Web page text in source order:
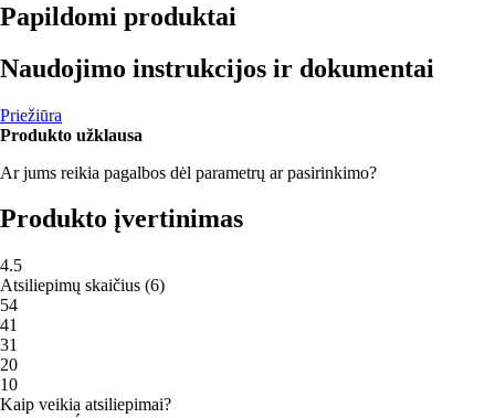
Papildomi produktai
Naudojimo instrukcijos ir dokumentai
Priežiūra
Produkto užklausa
Ar jums reikia pagalbos dėl parametrų ar pasirinkimo?
Produkto įvertinimas
4.5
Atsiliepimų skaičius (6)
54
41
31
20
10
Kaip veikia atsiliepimai?